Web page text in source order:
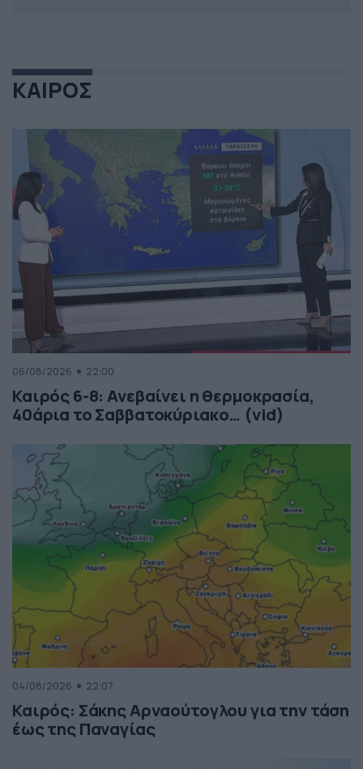
ΚΑΙΡΟΣ
06/08/2026 22:00
Καιρός 6-8: Ανεβαίνει η θερμοκρασία,
40άρια το Σαββατοκύριακο… (vid)
04/08/2026 22:07
Καιρός: Σάκης Αρναούτογλου για την τάση
έως της Παναγίας